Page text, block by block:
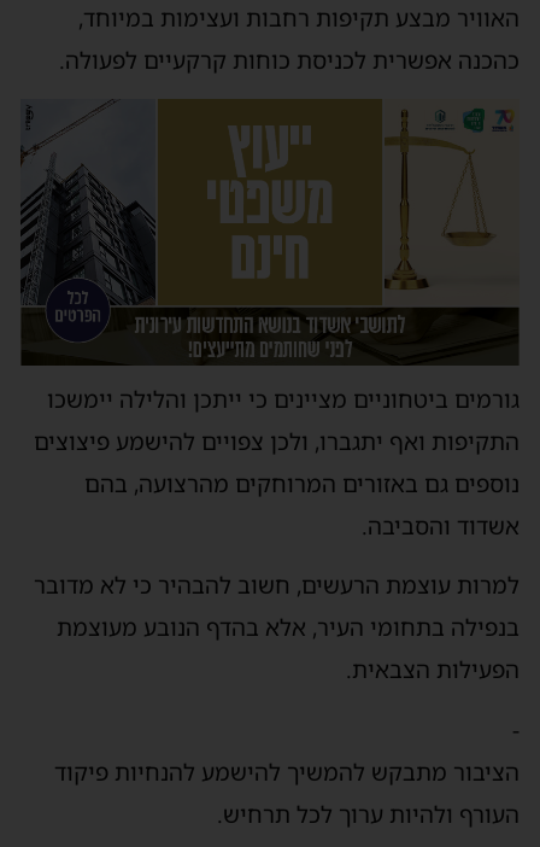
האוויר מבצע תקיפות רחבות ועצימות במיוחד,
כהכנה אפשרית לכניסת כוחות קרקעיים לפעולה.
גורמים ביטחוניים מציינים כי ייתכן והלילה יימשכו
התקיפות ואף יתגברו, ולכן צפויים להישמע פיצוצים
נוספים גם באזורים המרוחקים מהרצועה, בהם
אשדוד והסביבה.
למרות עוצמת הרעשים, חשוב להבהיר כי לא מדובר
בנפילה בתחומי העיר, אלא בהדף הנובע מעוצמת
הפעילות הצבאית.
-
הציבור מתבקש להמשיך להישמע להנחיות פיקוד
העורף ולהיות ערוך לכל תרחיש.